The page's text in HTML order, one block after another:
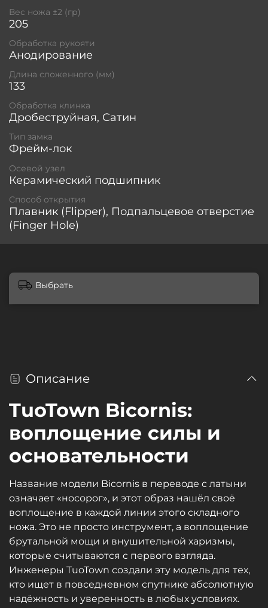
Вес ножа ±2 (гр)
205
Обработка рукояти
Анодирование
Длина сложенного (мм)
133
Обработка клинка
Дробеструйная, Сатин
Тип замка
Фрейм-лок
Осевой узел
Керамический подшипник
Способ открытия
Плавник (Flipper), Подпальцевое отверстие
(Finger Hole)
Выбрать
Описание
TuoTown Bicornis:
воплощение силы и
основательности
Название модели Bicornis в переводе с латыни
означает «носорог», и этот образ нашёл своё
воплощение в каждой линии этого складного
ножа. Это не просто инструмент, а воплощение
брутальной мощи и внушительной харизмы,
которые считываются с первого взгляда.
Инженеры TuoTown создали эту модель для тех,
кто ищет в повседневном спутнике абсолютную
надёжность и уверенность в любых условиях.